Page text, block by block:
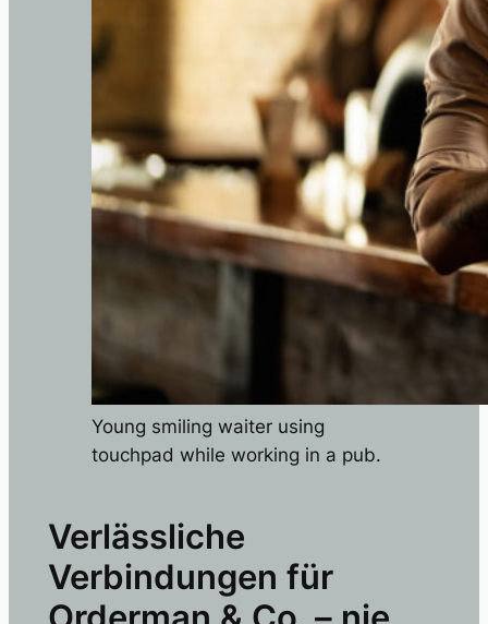
Young smiling waiter using
touchpad while working in a pub.
Verlässliche
Verbindungen für